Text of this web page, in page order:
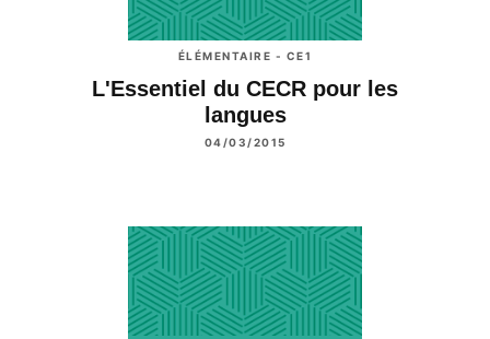
ÉLÉMENTAIRE - CE1
L'Essentiel du CECR pour les
langues
04/03/2015